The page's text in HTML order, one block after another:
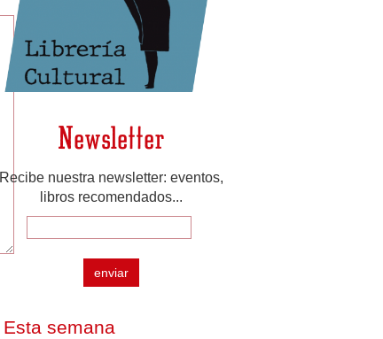
Newsletter
Recibe nuestra newsletter: eventos,
libros recomendados...
enviar
Esta semana